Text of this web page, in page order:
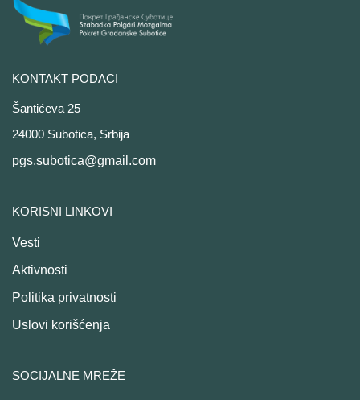
KONTAKT PODACI
Šantićeva 25
24000 Subotica, Srbija
pgs.subotica@gmail.com
KORISNI LINKOVI
Vesti
Aktivnosti
Politika privatnosti
Uslovi korišćenja
SOCIJALNE MREŽE